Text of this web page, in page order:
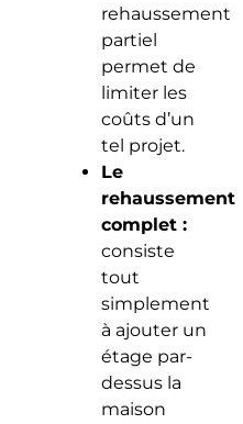
rehaussement
partiel
permet de
limiter les
coûts d’un
tel projet.
Le
rehaussement
complet :
consiste
tout
simplement
à ajouter un
étage par-
dessus la
maison